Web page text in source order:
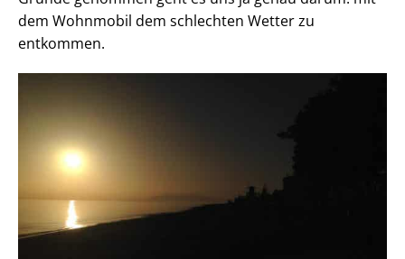
dem Wohnmobil dem schlechten Wetter zu
entkommen.